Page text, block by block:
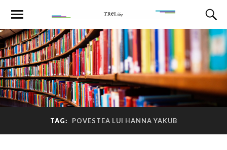
TAG: POVESTEA LUI HANNA YAKUB